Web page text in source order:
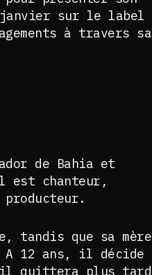
sur le label
à travers sa
de Bahia et
est chanteur,
tandis que sa mère
A 12 ans, il décide
quittera plus tard